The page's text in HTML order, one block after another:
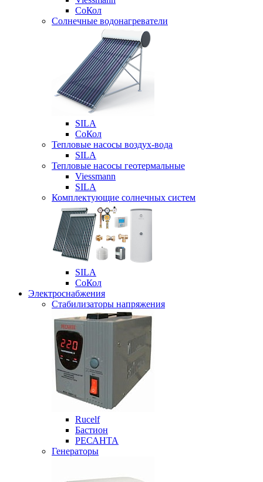
СоКол
Солнечные водонагреватели
SILA
СоКол
Тепловые насосы воздух-вода
SILA
Тепловые насосы геотермальные
Viessmann
SILA
Комплектующие солнечных систем
SILA
СоКол
Электроснабжения
Стабилизаторы напряжения
Rucelf
Бастион
РЕСАНТА
Генераторы